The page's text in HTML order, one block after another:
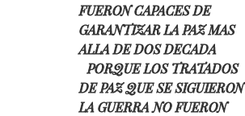
FUERON CAPACES DE
GARANTIZAR LA PAZ MAS
ALLA DE DOS DECADA
PORQUE LOS TRATADOS
DE PAZ QUE SE SIGUIERON
LA GUERRA NO FUERON